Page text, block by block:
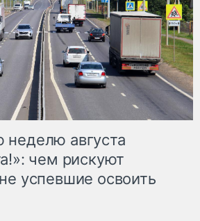
августа
чем рискуют
успевшие освоить